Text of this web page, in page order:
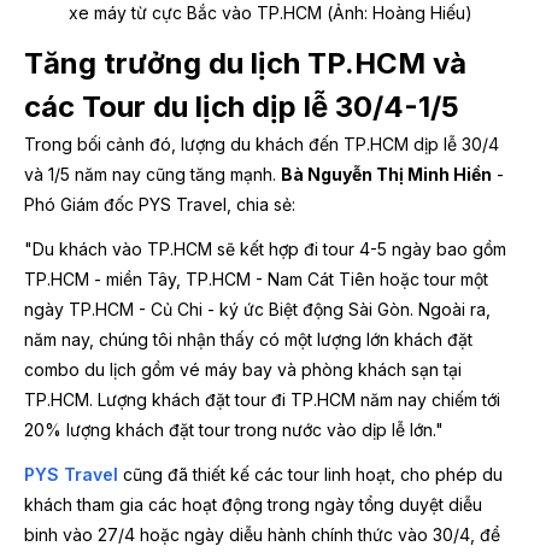
xe máy từ cực Bắc vào TP.HCM (Ảnh: Hoàng Hiếu)
Tăng trưởng du lịch TP.HCM và
các Tour du lịch dịp lễ 30/4-1/5
Trong bối cảnh đó, lượng du khách đến TP.HCM dịp lễ 30/4
và 1/5 năm nay cũng tăng mạnh. Bà Nguyễn Thị Minh Hiền -
Phó Giám đốc PYS Travel , chia sẻ:
"Du khách vào TP.HCM sẽ kết hợp đi tour 4-5 ngày bao gồm
TP.HCM - miền Tây, TP.HCM - Nam Cát Tiên hoặc tour một
ngày TP.HCM - Củ Chi - ký ức Biệt động Sài Gòn. Ngoài ra,
năm nay, chúng tôi nhận thấy có một lượng lớn khách đặt
combo du lịch gồm vé máy bay và phòng khách sạn tại
TP.HCM. Lượng khách đặt tour đi TP.HCM năm nay chiếm tới
20% lượng khách đặt tour trong nước vào dịp lễ lớn."
PYS Travel cũng đã thiết kế các tour linh hoạt, cho phép du
khách tham gia các hoạt động trong ngày tổng duyệt diễu
binh vào 27/4 hoặc ngày diễu hành chính thức vào 30/4, để